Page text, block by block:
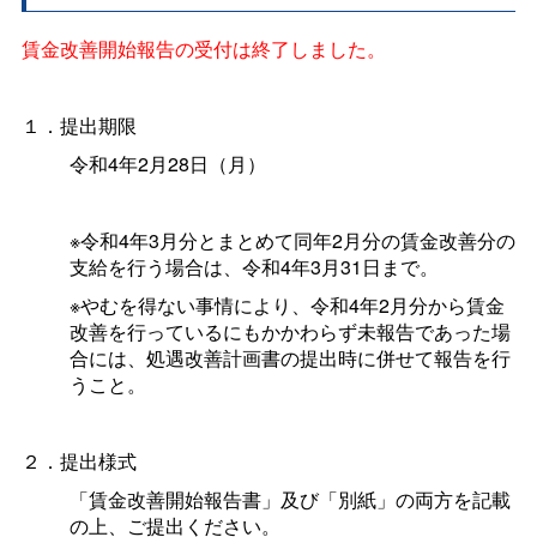
賃金改善開始報告の受付は終了しました。
１．提出期限
令和4年2月28日（月）
※令和4年3月分とまとめて同年2月分の賃金改善分の
支給を行う場合は、令和4年3月31日まで。
※やむを得ない事情により、令和4年2月分から賃金
改善を行っているにもかかわらず未報告であった場
合には、処遇改善計画書の提出時に併せて報告を行
うこと。
２．提出様式
「賃金改善開始報告書」及び「別紙」の両方を記載
の上、ご提出ください。